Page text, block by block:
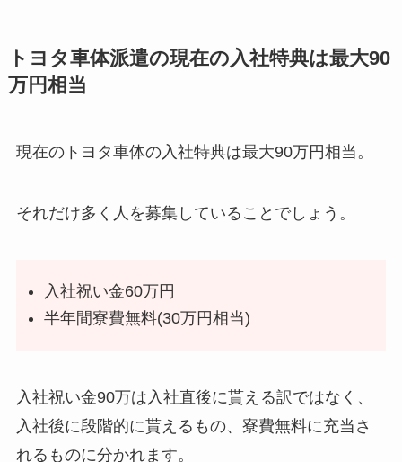
トヨタ車体派遣の現在の入社特典は最大90
万円相当
現在のトヨタ車体の入社特典は最大90万円相当。
それだけ多く人を募集していることでしょう。
入社祝い金60万円
半年間寮費無料(30万円相当)
入社祝い金90万は入社直後に貰える訳ではなく、
入社後に段階的に貰えるもの、寮費無料に充当さ
れるものに分かれます。